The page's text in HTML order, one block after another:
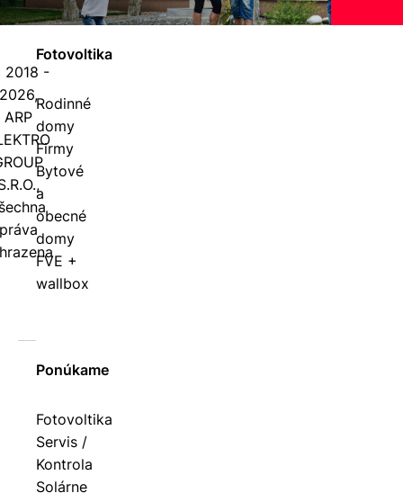
Fotovoltika
Rodinné
domy
Firmy
Bytové
a
obecné
domy
FVE +
wallbox
Ponúkame
Fotovoltika
Servis /
Kontrola
Solárne
-
ARP